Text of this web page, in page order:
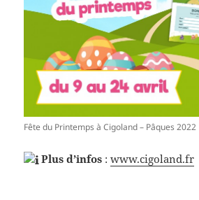
Fête du Printemps à Cigoland – Pâques 2022
Plus d’infos :www.cigoland.fr